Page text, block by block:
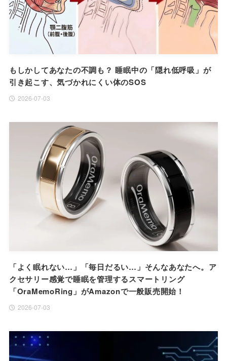
もしかしてあなたの不調も？ 睡眠中の「隠れ低呼吸」が
引き起こす、気づかれにくい体のSOS
2026-07-03
「よく眠れない…」「毎日だるい…」そんなあなたへ。ア
クセサリー感覚で睡眠を管理するスマートリング
「OraMemoRing」がAmazonで一般販売開始！
2026-07-03